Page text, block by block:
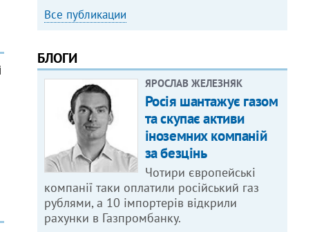
Все публикации
БЛОГИ
ЯРОСЛАВ ЖЕЛЕЗНЯК
Росія шантажує газом
та скупає активи
іноземних компаній
за безцінь
Чотири європейські
компанії таки оплатили російський газ
рублями, а 10 імпортерів відкрили
рахунки в Газпромбанку.